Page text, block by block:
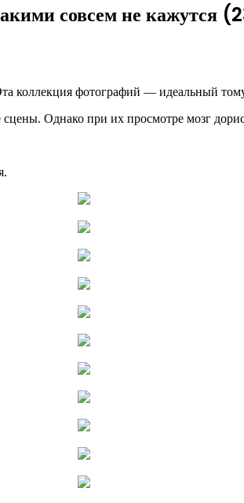
совсем не кажутся
коллекция фотографий — идеальный
Однако при их просмотре мозг